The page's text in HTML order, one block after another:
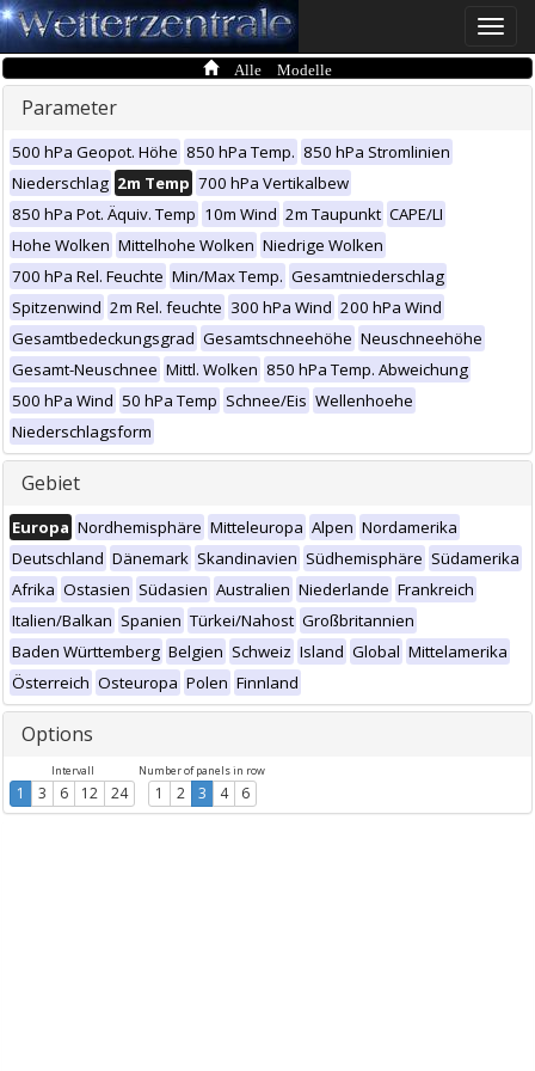
Toggle
Alle Modelle
Parameter
500 hPa Geopot. Höhe 850 hPa Temp. 850 hPa Stromlinien
Niederschlag 2m Temp 700 hPa Vertikalbew
850 hPa Pot. Äquiv. Temp 10m Wind 2m Taupunkt CAPE/LI
Hohe Wolken Mittelhohe Wolken Niedrige Wolken
700 hPa Rel. Feuchte Min/Max Temp. Gesamtniederschlag
Spitzenwind 2m Rel. feuchte 300 hPa Wind 200 hPa Wind
Gesamtbedeckungsgrad Gesamtschneehöhe Neuschneehöhe
Gesamt-Neuschnee Mittl. Wolken 850 hPa Temp. Abweichung
500 hPa Wind 50 hPa Temp Schnee/Eis Wellenhoehe
Niederschlagsform
Gebiet
Europa Nordhemisphäre Mitteleuropa Alpen Nordamerika
Deutschland Dänemark Skandinavien Südhemisphäre Südamerika
Afrika Ostasien Südasien Australien Niederlande Frankreich
Italien/Balkan Spanien Türkei/Nahost Großbritannien
Baden Württemberg Belgien Schweiz Island Global Mittelamerika
Österreich Osteuropa Polen Finnland
Options
Intervall
1 3 6 12 24
Number of panels in row
1 2 3 4 6